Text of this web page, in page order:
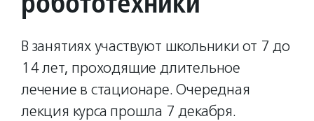
В занятиях участвуют школьники от 7 до
14 лет, проходящие длительное
лечение в стационаре. Очередная
лекция курса прошла 7 декабря.